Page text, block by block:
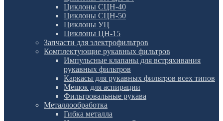
Циклоны СЦН-40
Циклоны СЦН-50
Циклоны УЦ
Циклоны ЦН-15
Запчасти для электрофильтров
Комплектующие рукавных фильтров
Импульсные клапаны для встряхивания
рукавных фильтров
Каркасы для рукавных фильтров всех типов
Мешок для аспирации
Фильтровальные рукава
Металлообработка
Гибка металла